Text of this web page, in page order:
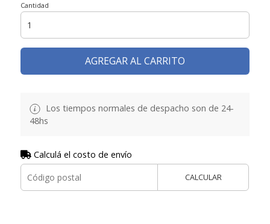
Cantidad
AGREGAR AL CARRITO
Los tiempos normales de despacho son de 24-
48hs
Calculá el costo de envío
CALCULAR